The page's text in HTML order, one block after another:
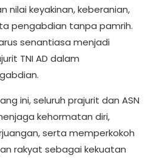
nilai keyakinan, keberanian,
pengabdian tanpa pamrih.
senantiasa menjadi
TNI AD dalam
ini, seluruh prajurit dan ASN
kehormatan diri,
serta memperkokoh
rakyat sebagai kekuatan